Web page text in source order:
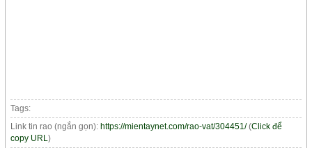
Tags:
Link tin rao (ngắn gọn): https://mientaynet.com/rao-vat/304451/(Click để
copy URL)